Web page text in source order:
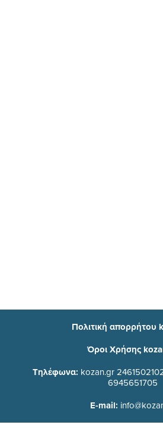
Πολιτική απορρήτου
Όροι Χρήσης
Τηλέφωνα: kozan.gr
6945651705
E-mail: